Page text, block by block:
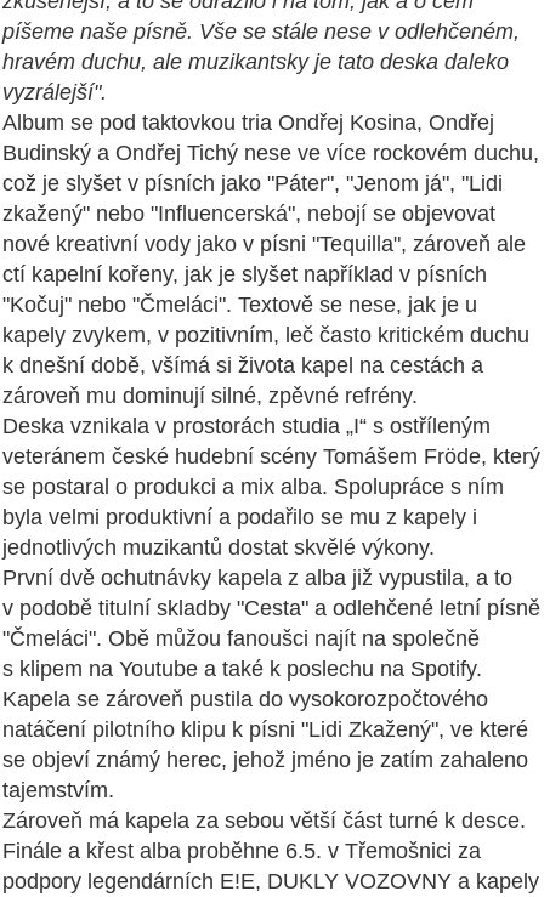
píšeme naše písně. Vše se stále nese v odlehčeném,
hravém duchu, ale muzikantsky je tato deska daleko
vyzrálejší".
Album se pod taktovkou tria Ondřej Kosina, Ondřej
Budinský a Ondřej Tichý nese ve více rockovém duchu,
což je slyšet v písních jako "Páter", "Jenom já", "Lidi
zkažený" nebo "Influencerská", nebojí se objevovat
nové kreativní vody jako v písni "Tequilla", zároveň ale
ctí kapelní kořeny, jak je slyšet například v písních
"Kočuj" nebo "Čmeláci". Textově se nese, jak je u
kapely zvykem, v pozitivním, leč často kritickém duchu
k dnešní době, všímá si života kapel na cestách a
zároveň mu dominují silné, zpěvné refrény.
Deska vznikala v prostorách studia „I“ s ostříleným
veteránem české hudební scény Tomášem Fröde, který
se postaral o produkci a mix alba. Spolupráce s ním
byla velmi produktivní a podařilo se mu z kapely i
jednotlivých muzikantů dostat skvělé výkony.
První dvě ochutnávky kapela z alba již vypustila, a to
v podobě titulní skladby "Cesta" a odlehčené letní písně
"Čmeláci". Obě můžou fanoušci najít na společně
s klipem na Youtube a také k poslechu na Spotify.
Kapela se zároveň pustila do vysokorozpočtového
natáčení pilotního klipu k písni "Lidi Zkažený", ve které
se objeví známý herec, jehož jméno je zatím zahaleno
tajemstvím.
Zároveň má kapela za sebou větší část turné k desce.
Finále a křest alba proběhne 6.5. v Třemošnici za
podpory legendárních E!E, DUKLY VOZOVNY a kapely